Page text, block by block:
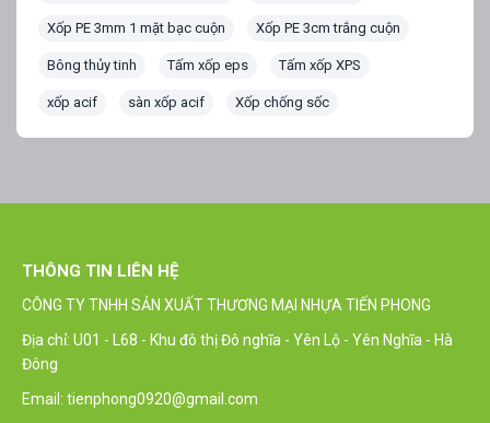
Xốp PE 3mm 1 mặt bạc cuộn Xốp PE 3cm trắng cuộn
Bông thủy tinh Tấm xốp eps Tấm xốp XPS
xốp acif sàn xốp acif Xốp chống sốc
THÔNG TIN LIÊN HỆ
CÔNG TY TNHH SẢN XUẤT THƯƠNG MẠI NHỰA TIẾN PHONG
Địa chỉ: U01 - L68 - Khu đô thị Đô nghĩa - Yên Lộ - Yên Nghĩa - Hà
Đông
Email: tienphong0920@gmail.com